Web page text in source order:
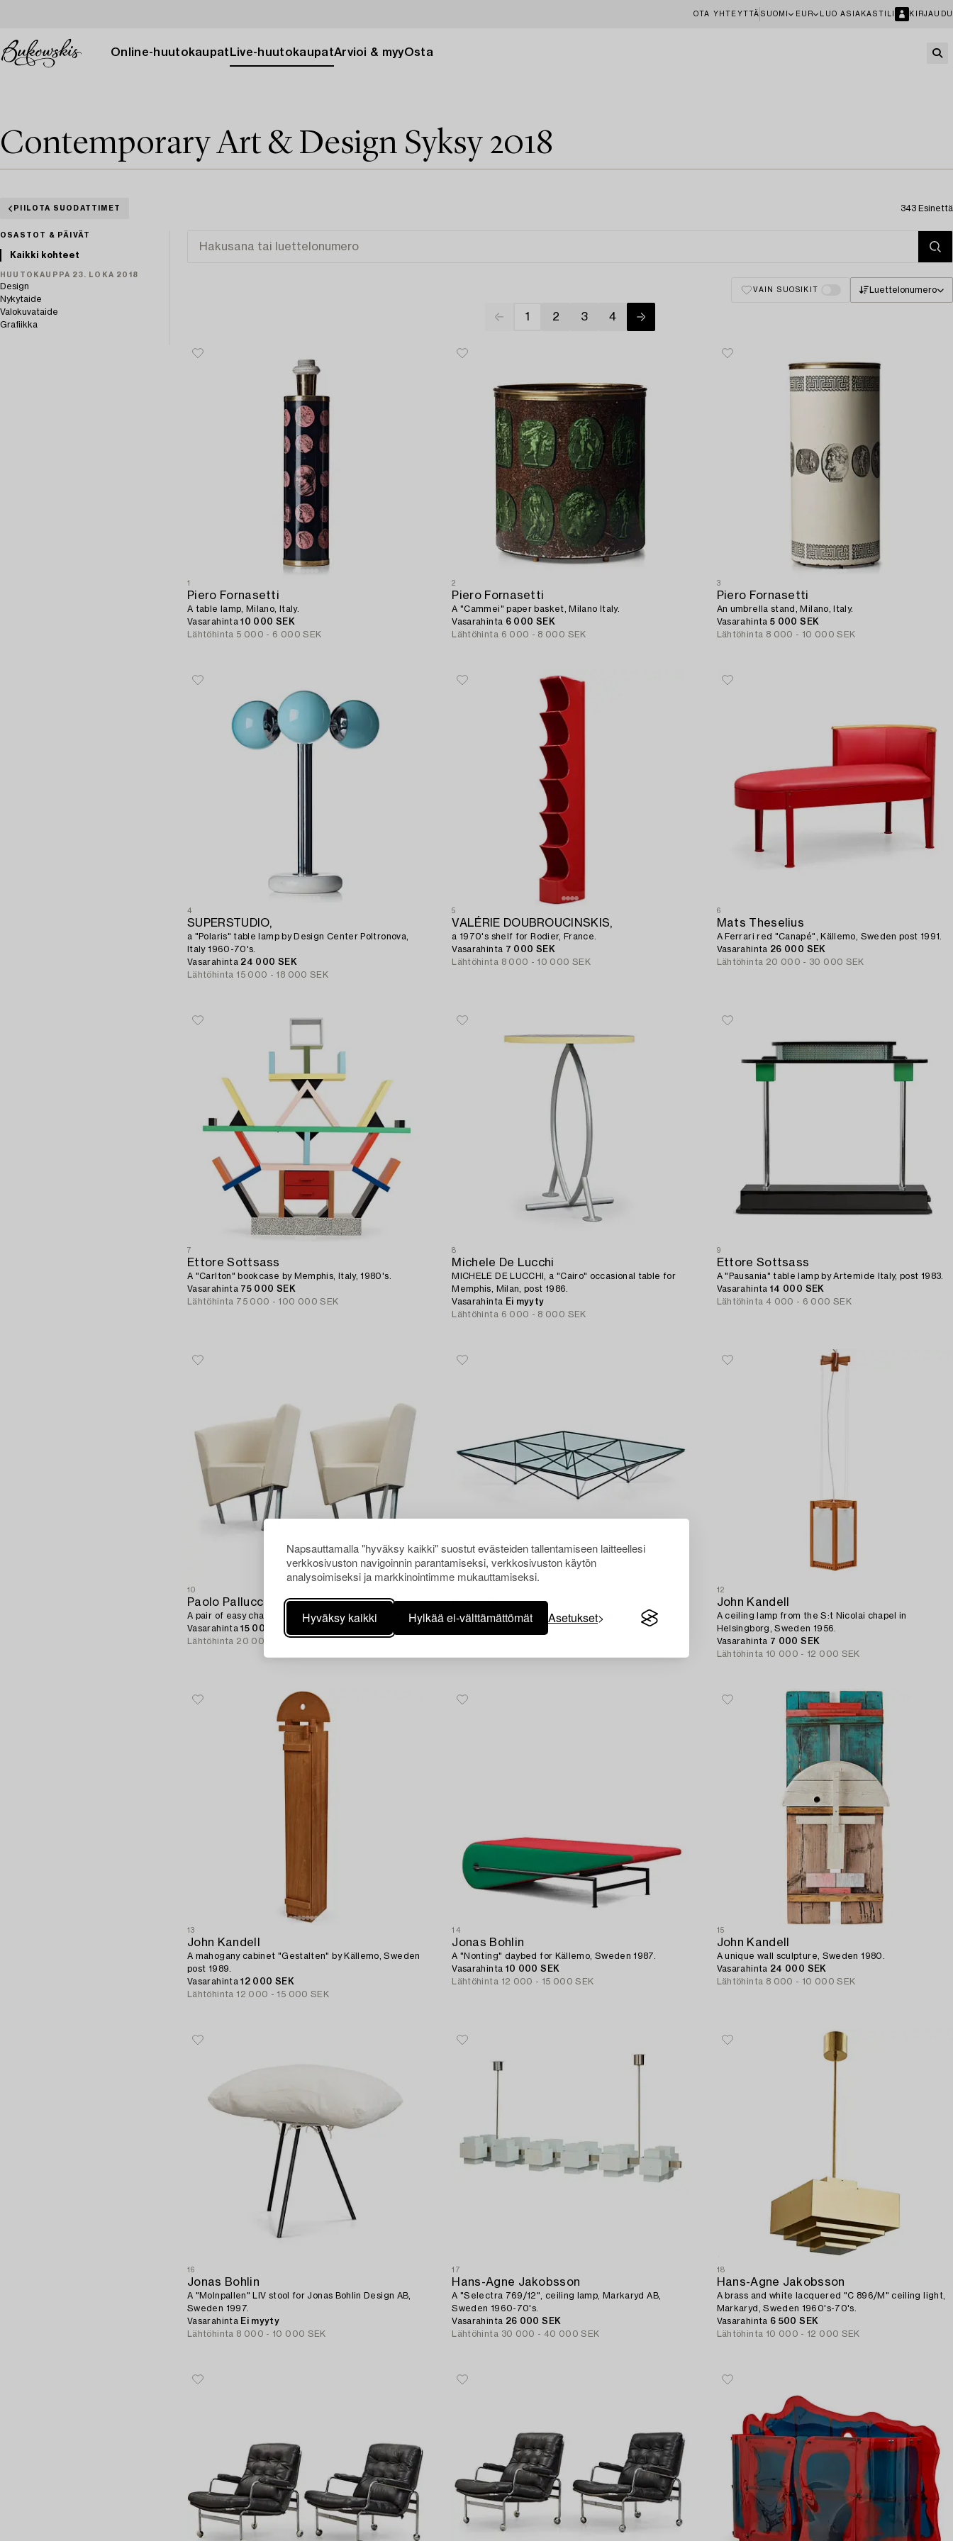
Napsauttamalla "hyväksy kaikki" suostut evästeiden tallentamiseen laitteellesi
verkkosivuston navigoinnin parantamiseksi, verkkosivuston käytön
analysoimiseksi ja markkinointimme mukauttamiseksi.
Hyväksy kaikki Hylkää ei-välttämättömät Asetukset
OTA YHTEYTTÄ SUOMI EUR LUO ASIAKASTILI KIRJAUDU
Online-huutokaupat Live-huutokaupatArvioi & myyOsta
Contemporary Art & Design Syksy 2018
PIILOTA SUODATTIMET 343 Esinettä
OSASTOT & PÄIVÄT
Kaikki kohteet
HUUTOKAUPPA 23. LOKA 2018
Design
Nykytaide
Valokuvataide
Grafiikka
VAIN SUOSIKIT Luettelonumero
1 2 3 4
1
Piero Fornasetti
A table lamp, Milano, Italy.
Vasarahinta10 000 SEK
Lähtöhinta 5 000 - 6 000 SEK
2
Piero Fornasetti
A "Cammei" paper basket, Milano Italy.
Vasarahinta 6 000 SEK
Lähtöhinta 6 000 - 8 000 SEK
3
Piero Fornasetti
An umbrella stand, Milano, Italy.
Vasarahinta 5 000 SEK
Lähtöhinta 8 000 - 10 000 SEK
4
SUPERSTUDIO,
a "Polaris" table lamp by Design Center Poltronova,
Italy 1960-70's.
Vasarahinta 24 000 SEK
Lähtöhinta 15 000 - 18 000 SEK
5
VALÉRIE DOUBROUCINSKIS,
a 1970's shelf for Rodier, France.
Vasarahinta 7 000 SEK
Lähtöhinta 8 000 - 10 000 SEK
6
Mats Theselius
A Ferrari red "Canapé", Källemo, Sweden post 1991.
Vasarahinta 26 000 SEK
Lähtöhinta 20 000 - 30 000 SEK
7
Ettore Sottsass
A "Carlton" bookcase by Memphis, Italy, 1980's.
Vasarahinta 75 000 SEK
Lähtöhinta 75 000 - 100 000 SEK
8
Michele De Lucchi
MICHELE DE LUCCHI, a "Cairo" occasional table for
Memphis, Milan, post 1986.
Vasarahinta Ei myyty
Lähtöhinta 6 000 - 8 000 SEK
9
Ettore Sottsass
A "Pausania" table lamp by Artemide Italy, post 1983.
Vasarahinta 14 000 SEK
Lähtöhinta 4 000 - 6 000 SEK
10
Paolo Pallucco
A pair of easy chairs for Gambe-Pallucco, Italy 1980´s.
Vasarahinta15 000 SEK
Lähtöhinta 20 000 - 25 000 SEK
Paolo Piva
An "Alanda" sofa table, B & B, Italy post 1981.
12
John Kandell
A ceiling lamp from the S:t Nicolai chapel in
Helsingborg, Sweden 1956.
Vasarahinta 7 000 SEK
Lähtöhinta 10 000 - 12 000 SEK
13
John Kandell
A mahogany cabinet "Gestalten" by Källemo, Sweden
post 1989.
Vasarahinta12 000 SEK
Lähtöhinta 12 000 - 15 000 SEK
14
Jonas Bohlin
A "Nonting" daybed for Källemo, Sweden 1987.
Vasarahinta 10 000 SEK
Lähtöhinta 12 000 - 15 000 SEK
15
John Kandell
A unique wall sculpture, Sweden 1980.
Vasarahinta 24 000 SEK
Lähtöhinta 8 000 - 10 000 SEK
16
Jonas Bohlin
A "Molnpallen" LIV stool for Jonas Bohlin Design AB,
Sweden 1997.
Vasarahinta Ei myyty
Lähtöhinta 8 000 - 10 000 SEK
17
Hans-Agne Jakobsson
A "Selectra 769/12", ceiling lamp, Markaryd AB,
Sweden 1960-70's.
Vasarahinta 26 000 SEK
Lähtöhinta 30 000 - 40 000 SEK
18
Hans-Agne Jakobsson
A brass and white lacquered "C 896/M" ceiling light,
Markaryd, Sweden 1960's-70's.
Vasarahinta 6 500 SEK
Lähtöhinta 10 000 - 12 000 SEK